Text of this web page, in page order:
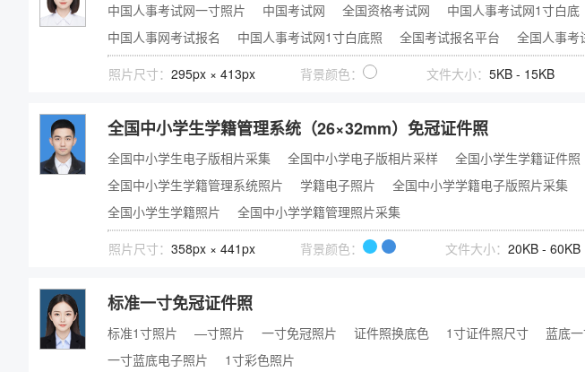
中国人事考试网一寸照片 中国考试网 全国资格考试网
中国人事考试网1寸白底
中国人事网考试报名
中国人事考试网1寸白底照 全国考试报名平台 全国人事考
照片尺寸： 295px × 413px 背景颜色： 文件大小： 5KB - 15KB
全国中小学生学籍管理系统（26×32mm）免冠证件照
全国中小学生电子版相片采集 全国中小学电子版相片采样
全国小学生学籍证件照
全国中小学生学籍管理系统照片
学籍电子照片
全国中小学学籍电子版照片采集
全国小学生学籍照片
全国中小学学籍管理照片采集
照片尺寸： 358px × 441px 背景颜色： 文件大小： 20KB - 60KB
标准一寸免冠证件照
标准1寸照片 —寸照片 一寸免冠照片 证件照换底色 1寸证件照尺寸
蓝底
一寸蓝底电子照片
1寸彩色照片